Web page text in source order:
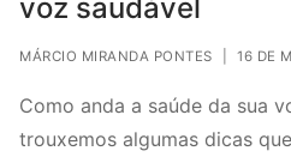
voz saudável
MÁRCIO MIRANDA PONTES 16 DE
Como anda a saúde da sua
trouxemos algumas dicas